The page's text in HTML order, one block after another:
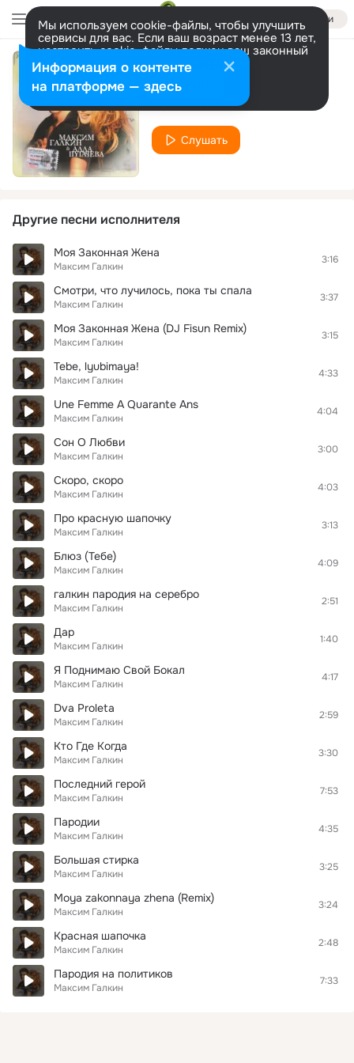
Войти
Мы используем cookie-файлы, чтобы улучшить
сервисы для вас. Если ваш возраст менее 13 лет,
настроить cookie-файлы должен ваш законный
представитель. Больше информации
Разрешить все Настроить
Тебе
Максим Галкин
Слушать
Другие песни исполнителя
Моя Законная Жена
Максим Галкин
3:16
Смотри, что лучилось, пока ты спала
Максим Галкин
3:37
Моя Законная Жена (DJ Fisun Remix)
Максим Галкин
3:15
Tebe, lyubimaya!
Максим Галкин
4:33
Une Femme A Quarante Ans
Максим Галкин
4:04
Сон О Любви
Максим Галкин
3:00
Скоро, скоро
Максим Галкин
4:03
Про красную шапочку
Максим Галкин
3:13
Блюз (Тебе)
Максим Галкин
4:09
галкин пародия на серебро
Максим Галкин
2:51
Дар
Максим Галкин
1:40
Я Поднимаю Свой Бокал
Максим Галкин
4:17
Dva Proleta
Максим Галкин
2:59
Кто Где Когда
Максим Галкин
3:30
Последний герой
Максим Галкин
7:53
Пародии
Максим Галкин
4:35
Большая стирка
Максим Галкин
3:25
Moya zakonnaya zhena (Remix)
Максим Галкин
3:24
Красная шапочка
Максим Галкин
2:48
Пародия на политиков
Максим Галкин
7:33
Информация о контенте
на платформе — здесь